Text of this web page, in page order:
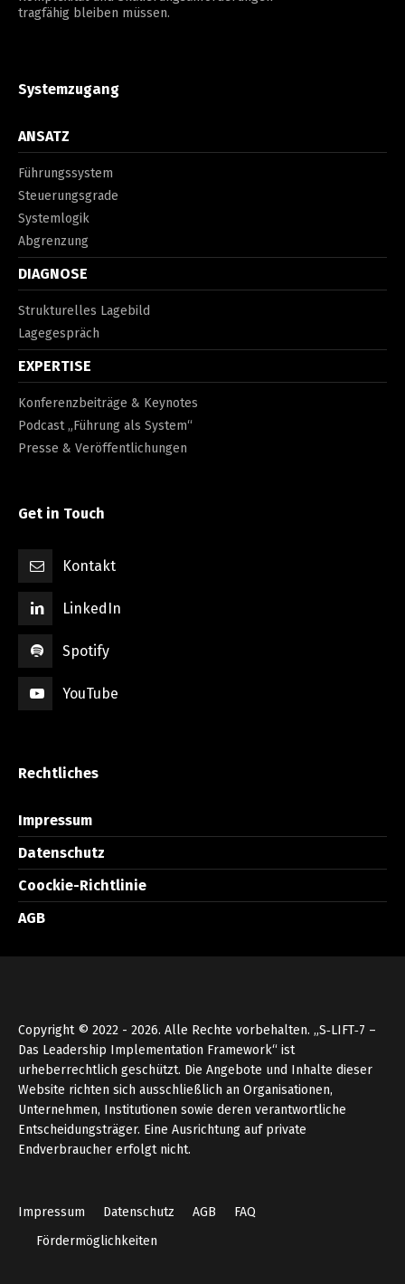
tragfähig bleiben müssen.
Systemzugang
ANSATZ
Führungssystem
Steuerungsgrade
Systemlogik
Abgrenzung
DIAGNOSE
Strukturelles Lagebild
Lagegespräch
EXPERTISE
Konferenzbeiträge & Keynotes
Podcast „Führung als System“
Presse & Veröffentlichungen
Get in Touch
Kontakt
LinkedIn
Spotify
YouTube
Rechtliches
Impressum
Datenschutz
Coockie-Richtlinie
AGB
Copyright © 2022 - 2026. Alle Rechte vorbehalten. „S‑LIFT‑7 –
Das Leadership Implementation Framework“ ist
urheberrechtlich geschützt. Die Angebote und Inhalte dieser
Website richten sich ausschließlich an Organisationen,
Unternehmen, Institutionen sowie deren verantwortliche
Entscheidungsträger. Eine Ausrichtung auf private
Endverbraucher erfolgt nicht.
Impressum Datenschutz AGB
FAQ
Fördermöglichkeiten